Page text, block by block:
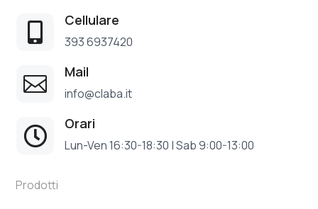

Cellulare
393 6937420

Mail
info@claba.it

Orari
Lun-Ven 16:30-18:30 | Sab 9:00-13:00
Prodotti